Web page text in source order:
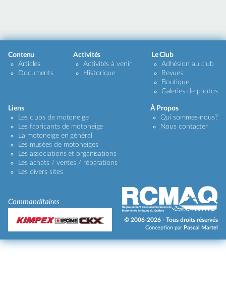
Contenu
Articles
Documents
Activités
Activités à venir
Historique
Le Club
Adhésion au club
Revues
Boutique
Galeries de photos
Liens
Les clubs de motoneige
Les fabricants de motoneige
La motoneige en général
Les musées de motoneiges
Les associations et organisations
Les achats / ventes / réparations
Les divers sites
À Propos
Qui sommes-nous?
Nous contacter
Commanditaires
© 2006-2026 - Tous droits réservés
Conception par Pascal Martel